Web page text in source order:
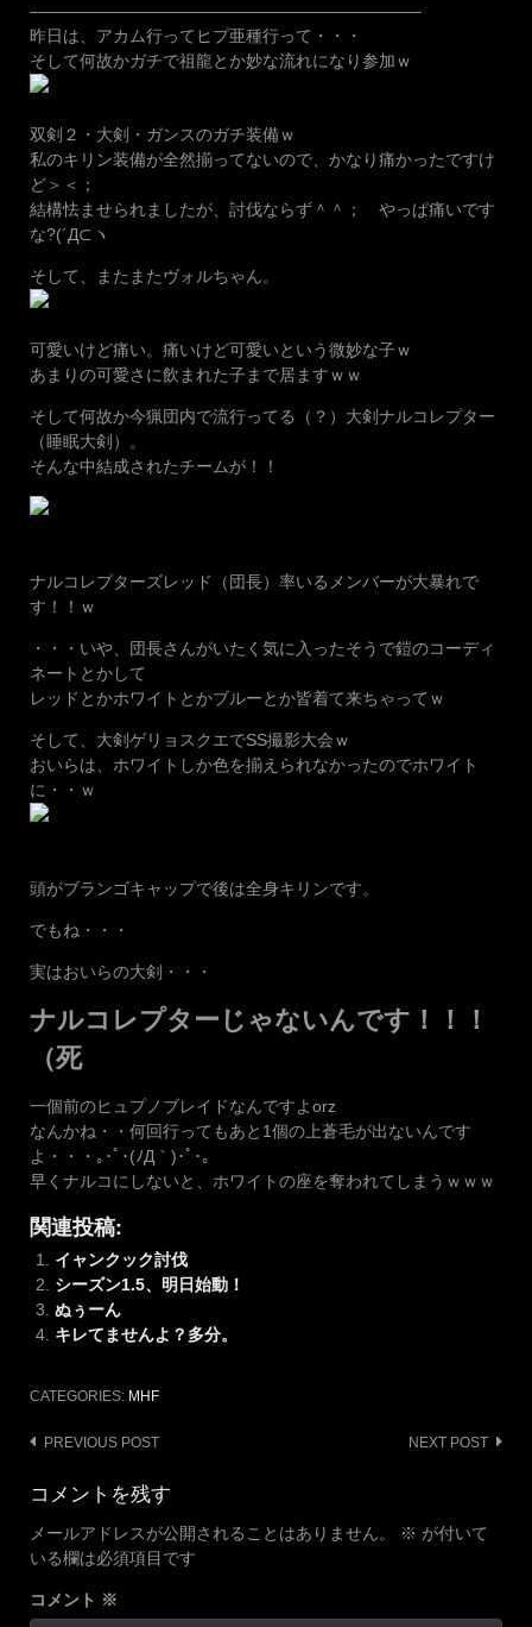
———————————————————————–
昨日は、アカム行ってヒプ亜種行って・・・
そして何故かガチで祖龍とか妙な流れになり参加ｗ
双剣２・大剣・ガンスのガチ装備ｗ
私のキリン装備が全然揃ってないので、かなり痛かったですけ
ど＞＜；
結構怯ませられましたが、討伐ならず＾＾； やっぱ痛いです
な?(´Д⊂ヽ
そして、またまたヴォルちゃん。
可愛いけど痛い。痛いけど可愛いという微妙な子ｗ
あまりの可愛さに飲まれた子まで居ますｗｗ
そして何故か今猟団内で流行ってる（？）大剣ナルコレプター
（睡眠大剣）。
そんな中結成されたチームが！！
ナルコレプターズレッド（団長）率いるメンバーが大暴れで
す！！ｗ
・・・いや、団長さんがいたく気に入ったそうで鎧のコーディ
ネートとかして
レッドとかホワイトとかブルーとか皆着て来ちゃってｗ
そして、大剣ゲリョスクエでSS撮影大会ｗ
おいらは、ホワイトしか色を揃えられなかったのでホワイト
に・・ｗ
頭がブランゴキャップで後は全身キリンです。
でもね・・・
実はおいらの大剣・・・
ナルコレプターじゃないんです！！！
（死
一個前のヒュプノブレイドなんですよorz
なんかね・・何回行ってもあと1個の上蒼毛が出ないんです
よ・・・｡･ﾟ･(ﾉД｀)･ﾟ･｡
早くナルコにしないと、ホワイトの座を奪われてしまうｗｗｗ
関連投稿:
イャンクック討伐
シーズン1.5、明日始動！
ぬぅーん
キレてませんよ？多分。
CATEGORIES: MHF
Post
navigation
PREVIOUS POST NEXT POST
コメントを残す
メールアドレスが公開されることはありません。 ※ が付いて
いる欄は必須項目です
コメント ※